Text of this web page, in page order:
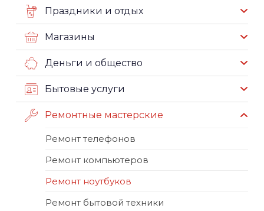
Праздники и отдых
Магазины
Деньги и общество
Бытовые услуги
Ремонтные мастерские
Ремонт телефонов
Ремонт компьютеров
Ремонт ноутбуков
Ремонт бытовой техники